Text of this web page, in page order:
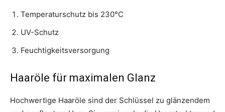
Temperaturschutz bis 230°C
UV-Schutz
Feuchtigkeitsversorgung
Haaröle für maximalen Glanz
Hochwertige Haaröle sind der Schlüssel zu glänzendem